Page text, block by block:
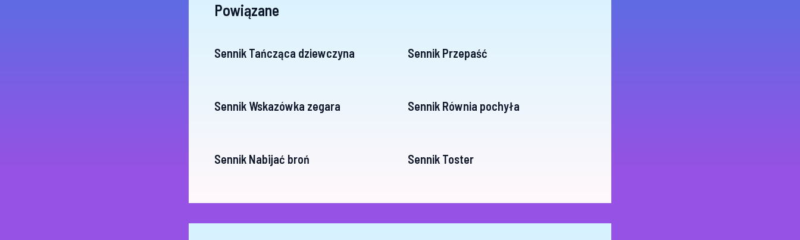
Powiązane
Sennik Tańcząca dziewczyna Sennik Przepaść
Sennik Wskazówka zegara Sennik Równia pochyła
Sennik Nabijać broń Sennik Toster